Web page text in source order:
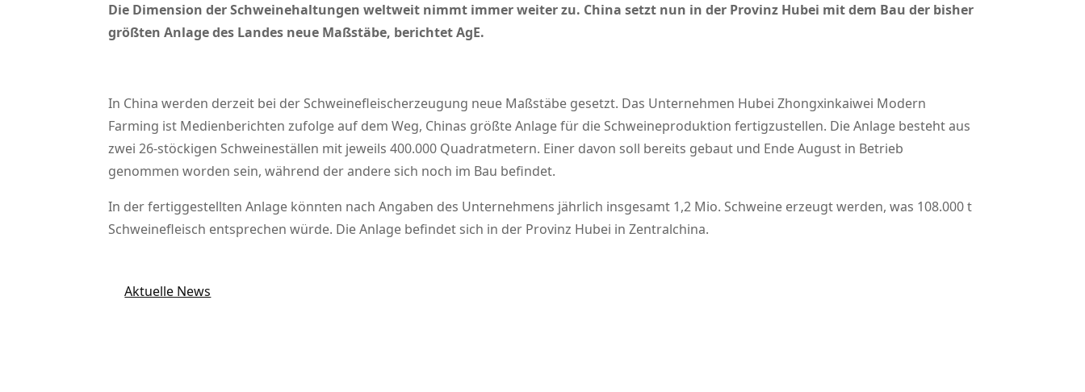
Die Dimension der Schweinehaltungen weltweit nimmt immer weiter zu. China setzt nun in der Provinz Hubei mit dem Bau der bisher
größten Anlage des Landes neue Maßstäbe, berichtet AgE.
In China werden derzeit bei der Schweinefleischerzeugung neue Maßstäbe gesetzt. Das Unternehmen Hubei Zhongxinkaiwei Modern
Farming ist Medienberichten zufolge auf dem Weg, Chinas größte Anlage für die Schweineproduktion fertigzustellen. Die Anlage besteht aus
zwei 26-stöckigen Schweineställen mit jeweils 400.000 Quadratmetern. Einer davon soll bereits gebaut und Ende August in Betrieb
genommen worden sein, während der andere sich noch im Bau befindet.
In der fertiggestellten Anlage könnten nach Angaben des Unternehmens jährlich insgesamt 1,2 Mio. Schweine erzeugt werden, was 108.000 t
Schweinefleisch entsprechen würde. Die Anlage befindet sich in der Provinz Hubei in Zentralchina.
Aktuelle News